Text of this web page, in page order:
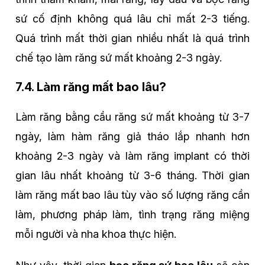
sứ cố định không quá lâu chỉ mất 2-3 tiếng.
Quá trình mất thời gian nhiều nhất là quá trình
chế tạo làm răng sứ mất khoảng 2-3 ngày.
7.4. Làm răng mất bao lâu?
Làm răng bằng cầu răng sứ mất khoảng từ 3-7
ngày, làm hàm răng giả tháo lắp nhanh hơn
khoảng 2-3 ngày và làm răng implant có thời
gian lâu nhất khoảng từ 3-6 tháng. Thời gian
làm răng mất bao lâu tùy vào số lượng răng cần
làm, phương pháp làm, tình trạng răng miệng
mỗi người và nha khoa thực hiện.